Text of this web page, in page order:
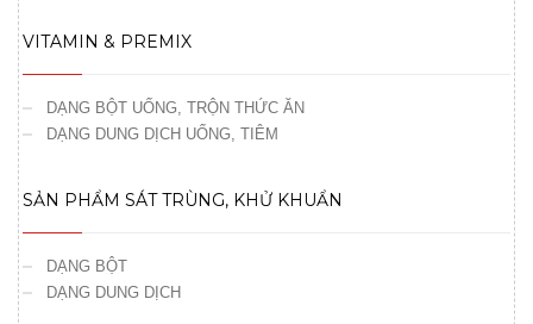
VITAMIN & PREMIX
DẠNG BỘT UỐNG, TRỘN THỨC ĂN
DẠNG DUNG DỊCH UỐNG, TIÊM
SẢN PHẨM SÁT TRÙNG, KHỬ KHUẨN
DẠNG BỘT
DẠNG DUNG DỊCH